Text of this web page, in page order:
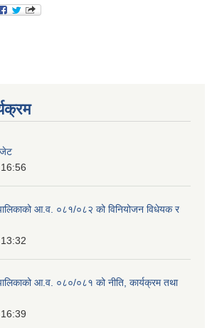
आ.व. ०८१/०८२ को विनियोजन विधेयक र
आ.व. ०८०/०८१ को नीति, कार्यक्रम तथा